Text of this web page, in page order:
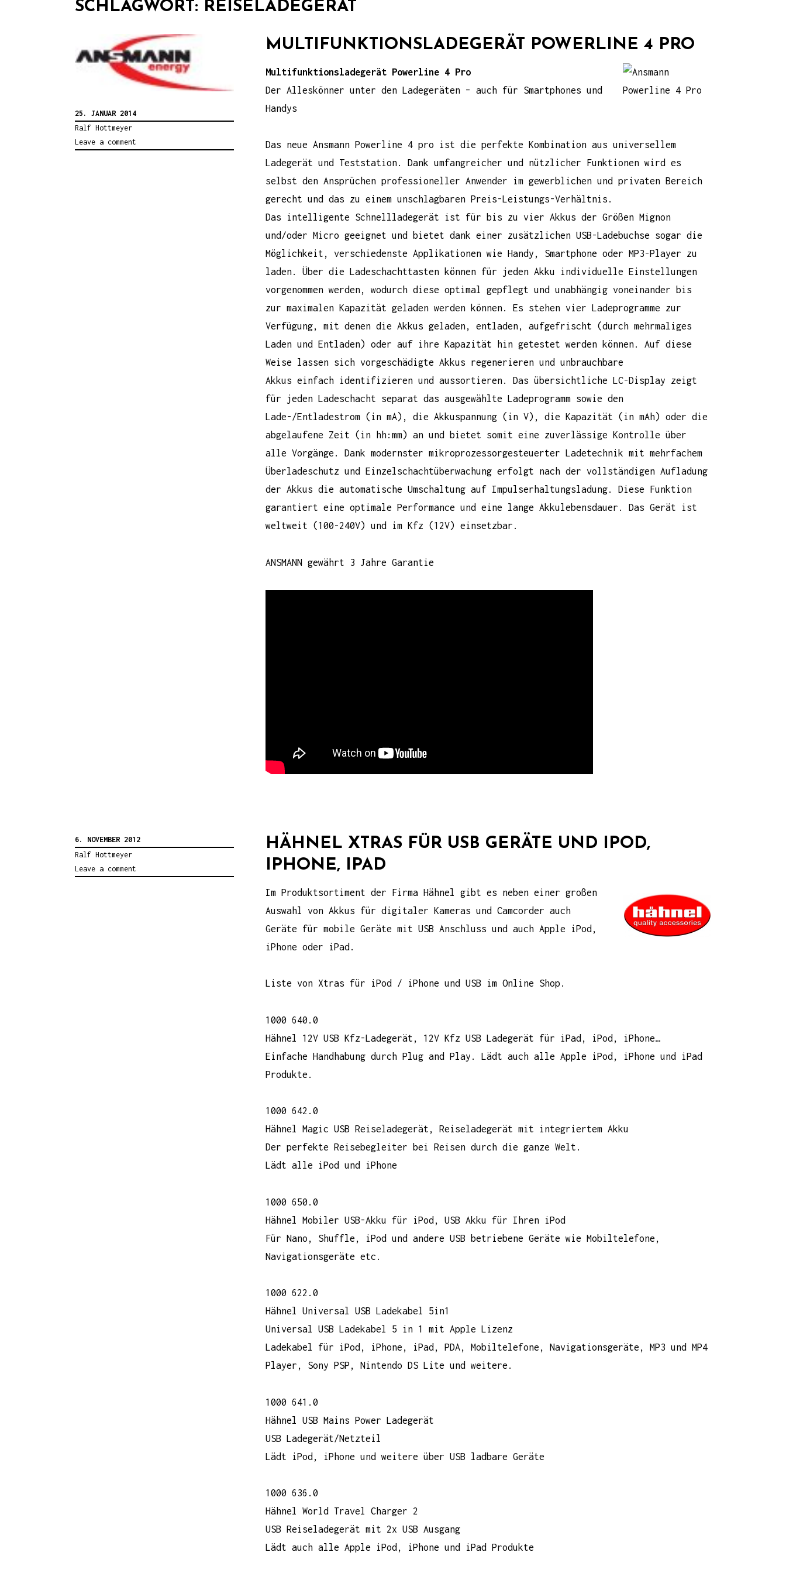
SCHLAGWORT: REISELADEGERÄT
25. JANUAR 2014
Ralf Hottmeyer
Leave a comment
MULTIFUNKTIONSLADEGERÄT POWERLINE 4 PRO
Multifunktionsladegerät Powerline 4 Pro
Der Alleskönner unter den Ladegeräten – auch für Smartphones und
Handys
Das neueAnsmann Powerline 4 pro ist die perfekte Kombination aus universellem
Ladegerät und Teststation. Dank umfangreicher und nützlicher Funktionen wird es
selbst den Ansprüchen professioneller Anwender im gewerblichen und privaten Bereich
gerecht und das zu einem unschlagbaren Preis-Leistungs-Verhältnis.
Das intelligente Schnellladegerät ist für bis zu vier Akkus der Größen Mignon
und/oder Micro geeignet und bietet dank einer zusätzlichen USB-Ladebuchse sogar die
Möglichkeit, verschiedenste Applikationen wie Handy, Smartphone oder MP3-Player zu
laden. Über die Ladeschachttasten können für jeden Akku individuelle Einstellungen
vorgenommen werden, wodurch diese optimal gepflegt und unabhängig voneinander bis
zur maximalen Kapazität geladen werden können. Es stehen vier Ladeprogramme zur
Verfügung, mit denen die Akkus geladen, entladen, aufgefrischt (durch mehrmaliges
Laden und Entladen) oder auf ihre Kapazität hin getestet werden können. Auf diese
Weise lassen sich vorgeschädigte Akkus regenerieren und unbrauchbare
Akkus einfach identifizieren und aussortieren. Das übersichtliche LC-Display zeigt
für jeden Ladeschacht separat das ausgewählte Ladeprogramm sowie den
Lade-/Entladestrom (in mA), die Akkuspannung (in V), die Kapazität (in mAh) oder die
abgelaufene Zeit (in hh:mm) an und bietet somit eine zuverlässige Kontrolle über
alle Vorgänge. Dank modernster mikroprozessorgesteuerter Ladetechnik mit mehrfachem
Überladeschutz und Einzelschachtüberwachung erfolgt nach der vollständigen Aufladung
der Akkus die automatische Umschaltung auf Impulserhaltungsladung. Diese Funktion
garantiert eine optimale Performance und eine lange Akkulebensdauer. Das Gerät ist
weltweit (100-240V) und im Kfz (12V) einsetzbar.
ANSMANN gewährt 3 Jahre Garantie
6. NOVEMBER 2012
Ralf Hottmeyer
Leave a comment
HÄHNEL XTRAS FÜR USB GERÄTE UND IPOD,
IPHONE, IPAD
Im Produktsortiment der FirmaHähnel
gibt es neben einer großen
Auswahl vonAkkus für digitaler Kameras und Camcorder auch
Geräte für mobile Geräte mit USB Anschluss und auch Apple iPod,
iPhone oder iPad.
Liste von Xtras für iPod / iPhone und USB im Online Shop.
1000 640.0
Hähnel 12V USB Kfz-Ladegerät, 12V Kfz USB Ladegerät für iPad, iPod, iPhone…
Einfache Handhabung durch Plug and Play. Lädt auch alle Apple iPod, iPhone und iPad
Produkte.
1000 642.0
Hähnel Magic USB Reiseladegerät, Reiseladegerät mit integriertem Akku
Der perfekte Reisebegleiter bei Reisen durch die ganze Welt.
Lädt alle iPod und iPhone
1000 650.0
Hähnel Mobiler USB-Akku für iPod, USB Akku für Ihren iPod
Für Nano, Shuffle, iPod und andere USB betriebene Geräte wie Mobiltelefone,
Navigationsgeräte etc.
1000 622.0
Hähnel Universal USB Ladekabel 5in1
Universal USB Ladekabel 5 in 1 mit Apple Lizenz
Ladekabel für iPod, iPhone, iPad, PDA, Mobiltelefone, Navigationsgeräte, MP3 und MP4
Player, Sony PSP, Nintendo DS Lite und weitere.
1000 641.0
Hähnel USB Mains Power Ladegerät
USB Ladegerät/Netzteil
Lädt iPod, iPhone und weitere über USB ladbare Geräte
1000 636.0
Hähnel World Travel Charger 2
USB Reiseladegerät mit 2x USB Ausgang
Lädt auch alle Apple iPod, iPhone und iPad Produkte